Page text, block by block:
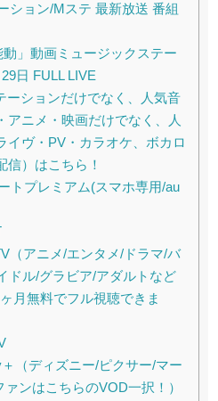
ション/Mステ 最新放送 番組
」動画ミュージックステー
日 FULL LIVE
ーションだけでなく、人気音
アニメ・映画だけでなく、人
イヴ・PV・カラオケ、ボカロ
信）はこちら！
トプレミアム(スマホ専用/au
アニメ/エンタメ/ドラマ/バ
ドル/グラビア/アダルトなど
月無料でフル視聴できま
（ディズニー/ピクサー/マー
ンはこちらのVOD一択！）